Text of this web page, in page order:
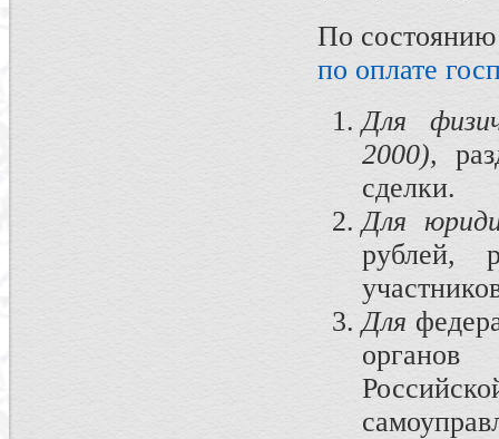
По
по оплате
Для
2000),
сделки.
Для
рублей,
Для
органов